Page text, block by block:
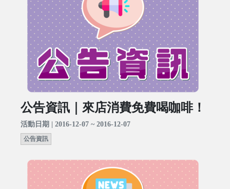
公告資訊｜來店消費免費喝咖啡！
活動日期 | 2016-12-07 ~ 2016-12-07
公告資訊